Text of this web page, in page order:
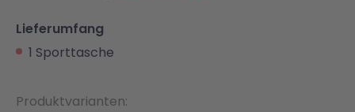
Lieferumfang
1 Sporttasche
Produktvarianten